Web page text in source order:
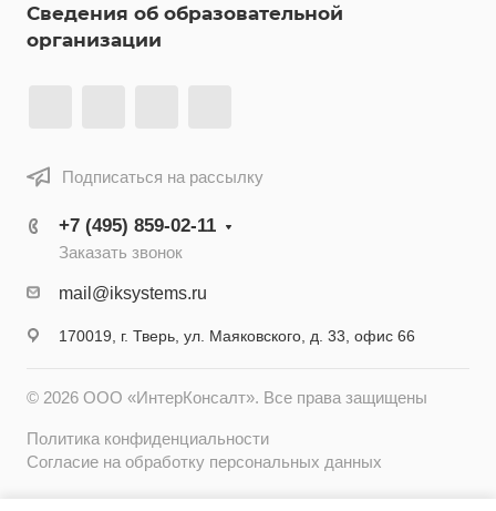
Сведения об образовательной
организации
Подписаться на рассылку
+7 (495) 859-02-11
Заказать звонок
mail@iksystems.ru
170019, г. Тверь, ул. Маяковского, д. 33, офис 66
© 2026 ООО «ИнтерКонсалт». Все права защищены
Политика конфиденциальности
Согласие на обработку персональных данных